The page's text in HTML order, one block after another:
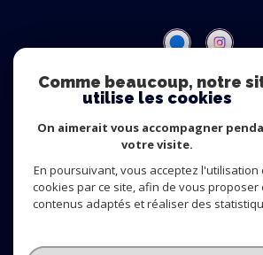
Nous adhérons
Comme beaucoup, notre
utilise les cookies
On aimerait vous accompagner
votre visite.
En poursuivant, vous acceptez l'utilisation
cookies par ce site, afin de vous proposer
contenus adaptés et réaliser des